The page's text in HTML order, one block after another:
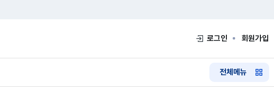
로그인 회원가입
전체메뉴